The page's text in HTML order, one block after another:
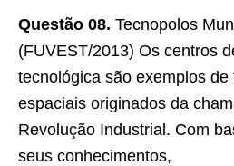
Questão 08. Tecnopolos
(FUVEST/2013) Os centros
tecnológica são exemplos
espaciais originados da
Revolução Industrial. Com
seus conhecimentos,